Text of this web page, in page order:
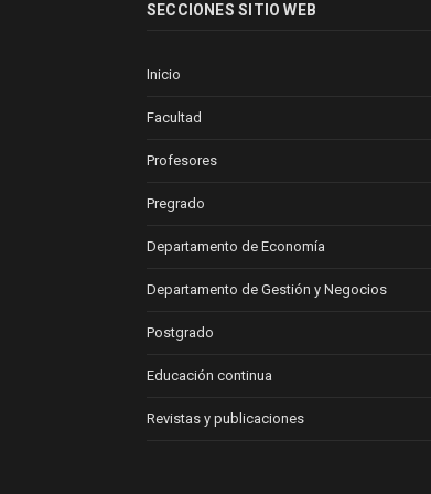
SECCIONES SITIO WEB
Inicio
Facultad
Profesores
Pregrado
Departamento de Economía
Departamento de Gestión y Negocios
Postgrado
Educación continua
Revistas y publicaciones